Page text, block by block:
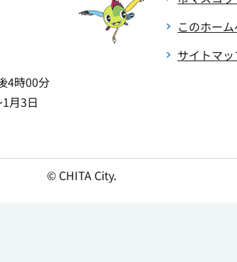
4時00分
月3日
このホー
サイトマ
© CHITA City.